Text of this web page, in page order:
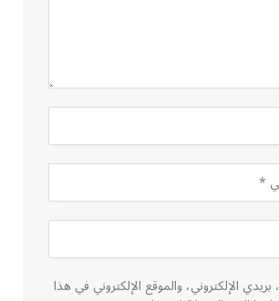
الإلكتروني، والموقع الإلكتروني في هذا